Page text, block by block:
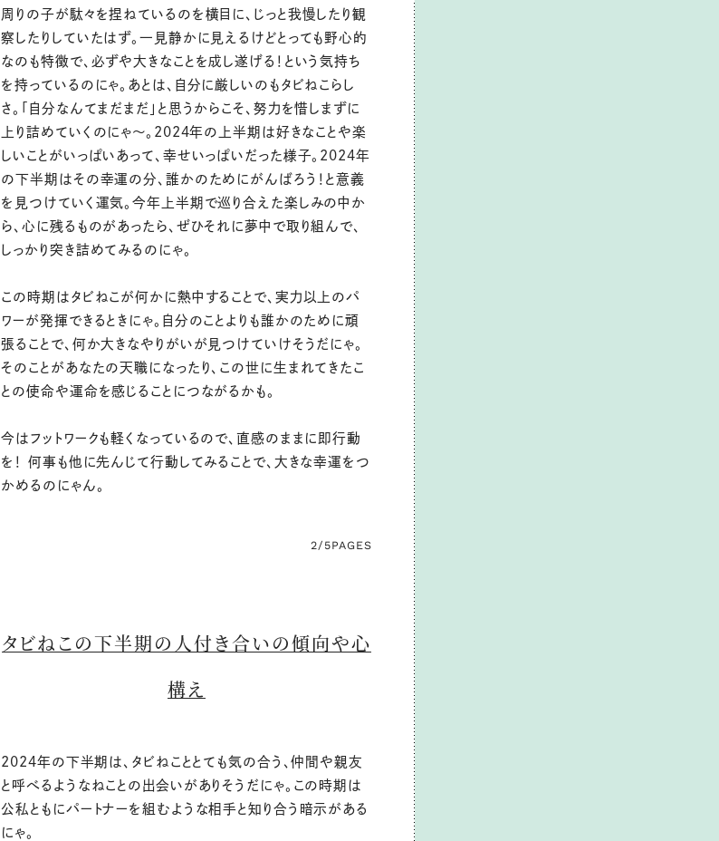
周りの子が駄々を捏ねているのを横目に、じっと我慢したり観
察したりしていたはず。一見静かに見えるけどとっても野心的
なのも特徴で、必ずや大きなことを成し遂げる！という気持ち
を持っているのにゃ。あとは、自分に厳しいのもタビねこらし
さ。「自分なんてまだまだ」と思うからこそ、努力を惜しまずに
上り詰めていくのにゃ〜。2024年の上半期は好きなことや楽
しいことがいっぱいあって、幸せいっぱいだった様子。2024年
の下半期はその幸運の分、誰かのためにがんばろう！と意義
を見つけていく運気。今年上半期で巡り合えた楽しみの中か
ら、心に残るものがあったら、ぜひそれに夢中で取り組んで、
しっかり突き詰めてみるのにゃ。
この時期はタビねこが何かに熱中することで、実力以上のパ
ワーが発揮できるときにゃ。自分のことよりも誰かのために頑
張ることで、何か大きなやりがいが見つけていけそうだにゃ。
そのことがあなたの天職になったり、この世に生まれてきたこ
との使命や運命を感じることにつながるかも。
今はフットワークも軽くなっているので、直感のままに即行動
を！ 何事も他に先んじて行動してみることで、大きな幸運をつ
かめるのにゃん。
2/5PAGES
タビねこの下半期の人付き合いの傾向や心
構え
2024年の下半期は、タビねこととても気の合う、仲間や親友
と呼べるようなねことの出会いがありそうだにゃ。この時期は
公私ともにパートナーを組むような相手と知り合う暗示がある
にゃ。